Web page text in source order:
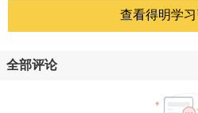
查看得明学
全部评论